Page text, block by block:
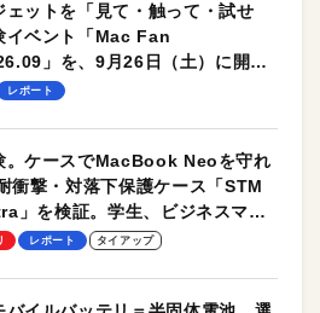
ェットを「見て・触って・試せ
イベント「Mac Fan
」を、9月26日（土）に開催
レポート
。ケースでMacBook Neoを守れ
衝撃・対落下保護ケース「STM
」を検証。学生、ビジネスマン
ルユースに最適！
レポート タイアップ